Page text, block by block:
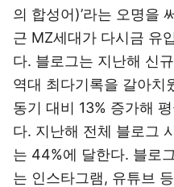
의 합성어)’라는 오명을
근 MZ세대가 다시금 유
다. 블로그는 지난해 신
역대 최다기록을 갈아치
동기 대비 13% 증가해
다. 지난해 전체 블로그
는 44%에 달한다. 블로
는 인스타그램, 유튜브